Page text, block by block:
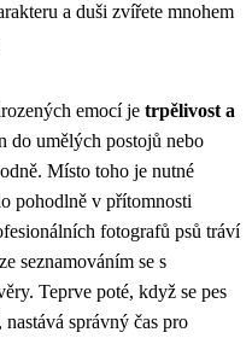
a duši zvířete mnohem
emocí je trpělivost a
do umělých postojů nebo
Místo toho je nutné
pohodlně v přítomnosti
fotografů psů tráví
seznamováním se s
Teprve poté, když se pes
správný čas pro